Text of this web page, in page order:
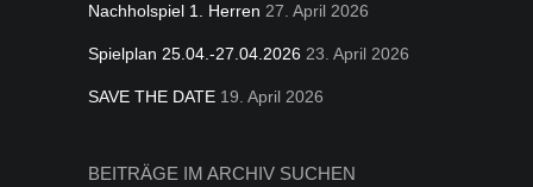
Nachholspiel 1. Herren 27. April 2026
Spielplan 25.04.-27.04.2026 23. April 2026
SAVE THE DATE 19. April 2026
BEITRÄGE IM ARCHIV SUCHEN